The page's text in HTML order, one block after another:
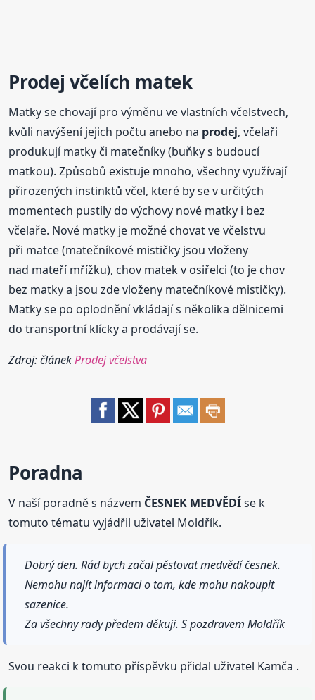
Prodej včelích matek
Matky se chovají pro výměnu ve vlastních včelstvech,
kvůli navýšení jejich počtu anebo na prodej, včelaři
produkují matky či matečníky (buňky s budoucí
matkou). Způsobů existuje mnoho, všechny využívají
přirozených instinktů včel, které by se v určitých
momentech pustily do výchovy nové matky i bez
včelaře. Nové matky je možné chovat ve včelstvu
při matce (matečníkové mističky jsou vloženy
nad mateří mřížku), chov matek v osiřelci (to je chov
bez matky a jsou zde vloženy matečníkové mističky).
Matky se po oplodnění vkládají s několika dělnicemi
do transportní klícky a prodávají se.
Zdroj: článekProdej včelstva
Poradna
V naší poradně s názvem ČESNEK MEDVĚDÍse k
tomuto tématu vyjádřil uživatel Moldřík.
Dobrý den. Rád bych začal pěstovat medvědí česnek.
Nemohu najít informaci o tom, kde mohu nakoupit
sazenice.
Za všechny rady předem děkuji. S pozdravem Moldřík
Svou reakci k tomuto příspěvku přidal uživatel Kamča .